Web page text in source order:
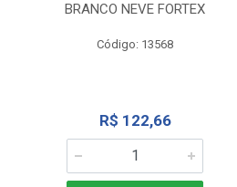
BRANCO NEVE FORTEX
Código: 13568
R$ 122,66